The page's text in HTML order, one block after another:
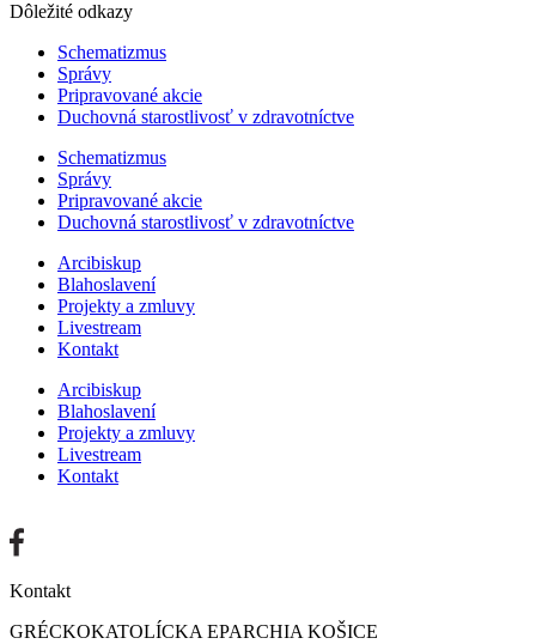
Dôležité odkazy
Schematizmus
Správy
Pripravované akcie
Duchovná starostlivosť v zdravotníctve
Schematizmus
Správy
Pripravované akcie
Duchovná starostlivosť v zdravotníctve
Arcibiskup
Blahoslavení
Projekty a zmluvy
Livestream
Kontakt
Arcibiskup
Blahoslavení
Projekty a zmluvy
Livestream
Kontakt
Kontakt
GRÉCKOKATOLÍCKA EPARCHIA KOŠICE